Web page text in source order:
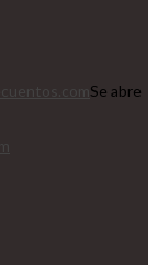
Se abre